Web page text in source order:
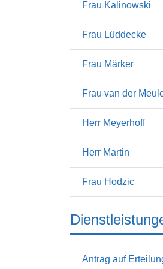
Frau Kalinowski
Frau Lüddecke
Frau Märker
Frau van der
Herr Meyerhoff
Herr Martin
Frau Hodzic
Antrag auf